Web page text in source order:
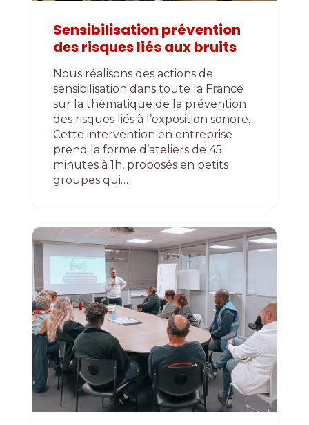
Sensibilisation prévention
des risques liés aux bruits
Nous réalisons des actions de
sensibilisation dans toute la France
sur la thématique de la prévention
des risques liés à l’exposition sonore.
Cette intervention en entreprise
prend la forme d’ateliers de 45
minutes à 1h, proposés en petits
groupes qui…